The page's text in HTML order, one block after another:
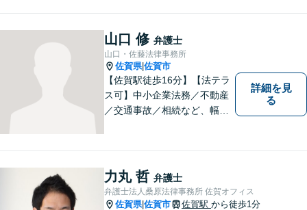
ください。
山口 修 弁護士
山口・佐藤法律事務所
佐賀県|佐賀市
【佐賀駅徒歩16分】【法テラ
ス可】中小企業法務／不動産
／交通事故／相続など、幅広
添い、適切な解決へと導きま
す。まずはお気軽にご相談く
ださい。【初回面談無料】
詳細を見
る
力丸 哲 弁護士
弁護士法人桑原法律事務所 佐賀オフィス
佐賀県|佐賀市 佐賀駅 から徒歩1分